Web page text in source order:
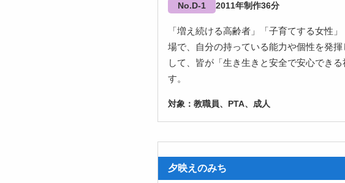
No.D-1 2011 36
「増え続ける高齢者」「子育てする女性
場で、自分の持っている能力や個性を発
して、皆が「生き生きと安全で安心でき
す。
教職員、PTA、成人
夕映えのみち